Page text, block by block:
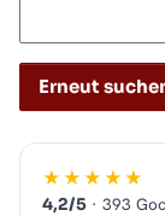
Erneut
★★★★★
4,2/5 · 393